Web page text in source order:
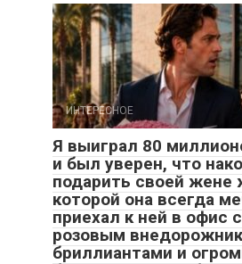
ИНТЕРЕСНОЕ
Я выиграл 80
и был уверен, что
подарить своей жене
которой она всегда
приехал к ней в офис
розовым
бриллиантами и